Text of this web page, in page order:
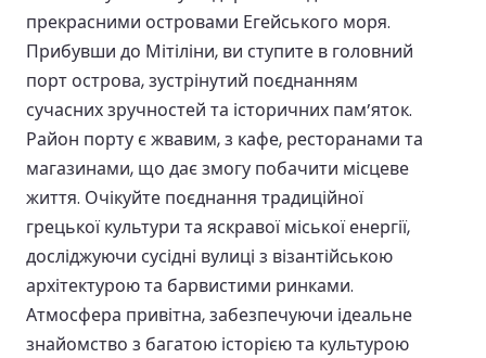
прекрасними островами Егейського моря.
Прибувши до Мітіліни, ви ступите в головний
порт острова, зустрінутий поєднанням
сучасних зручностей та історичних пам’яток.
Район порту є жвавим, з кафе, ресторанами та
магазинами, що дає змогу побачити місцеве
життя. Очікуйте поєднання традиційної
грецької культури та яскравої міської енергії,
досліджуючи сусідні вулиці з візантійською
архітектурою та барвистими ринками.
Атмосфера привітна, забезпечуючи ідеальне
знайомство з багатою історією та культурою